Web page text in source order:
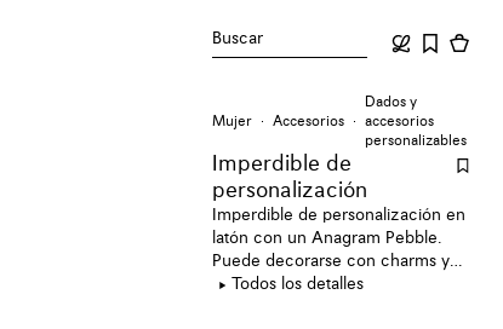
Buscar
Mujer Accesorios
Dados y
accesorios
personalizables
Imperdible de
personalización
Imperdible de personalización en
latón con un Anagram Pebble.
Puede decorarse con charms y
acoplarse a bolsos.
Todos los detalles